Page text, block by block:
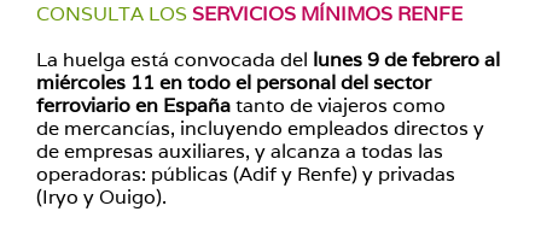
CONSULTA LOS SERVICIOS MÍNIMOS RENFE
La huelga está convocada del lunes 9 de febrero al
miércoles 11 en todo el personal del sector
ferroviario en Españatanto de viajeros como
de mercancías, incluyendo empleados directos y
de empresas auxiliares, y alcanza a todas las
operadoras: públicas (Adif y Renfe) y privadas
(Iryo y Ouigo).